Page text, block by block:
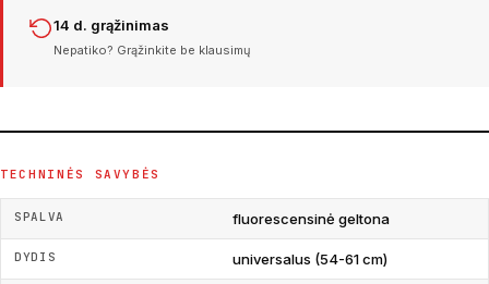
14 d. grąžinimas
Nepatiko? Grąžinkite be klausimų
TECHNINĖS SAVYBĖS
SPALVA fluorescensinė geltona
DYDIS universalus (54-61 cm)